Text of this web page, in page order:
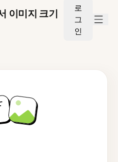
이미지 크기
로
그
인